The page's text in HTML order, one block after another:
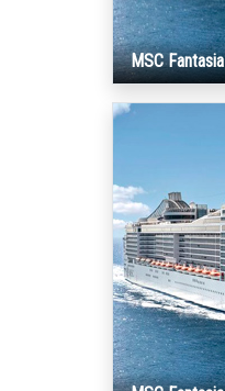
MSC Fantasia